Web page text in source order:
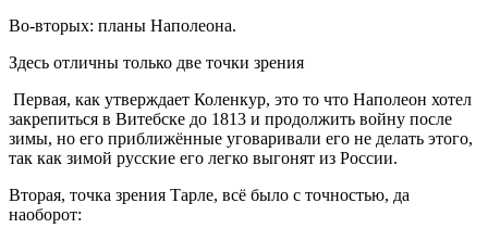
Во-вторых: планы Наполеона.
Здесь отличны только две точки зрения
Первая, как утверждает Коленкур, это то что Наполеон хотел
закрепиться в Витебске до 1813 и продолжить войну после
зимы, но его приближённые уговаривали его не делать этого,
так как зимой русские его легко выгонят из России.
Вторая, точка зрения Тарле, всё было с точностью, да
наоборот: